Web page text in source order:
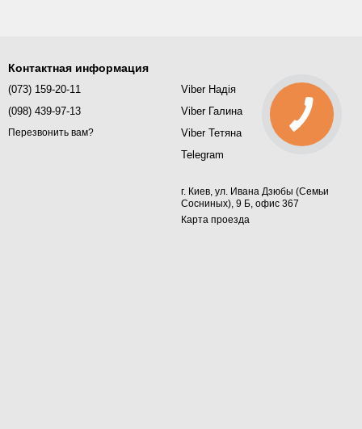
Контактная информация
(073) 159-20-11
(098) 439-97-13
Перезвонить вам?
Viber Надія
Viber Галина
Viber Тетяна
Telegram
г. Киев, ул. Ивана Дзюбы (Семьи
Сосниных), 9 Б, офис 367
Карта проезда